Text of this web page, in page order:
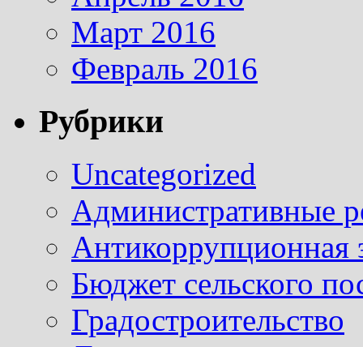
Март 2016
Февраль 2016
Рубрики
Uncategorized
Административные
Антикоррупционная
Бюджет сельского
Градостроительство